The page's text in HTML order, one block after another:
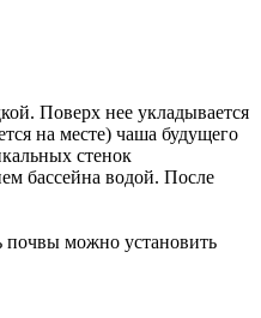
Поверх нее укладывается
на месте) чаша будущего
стенок
бассейна водой. После
почвы можно установить